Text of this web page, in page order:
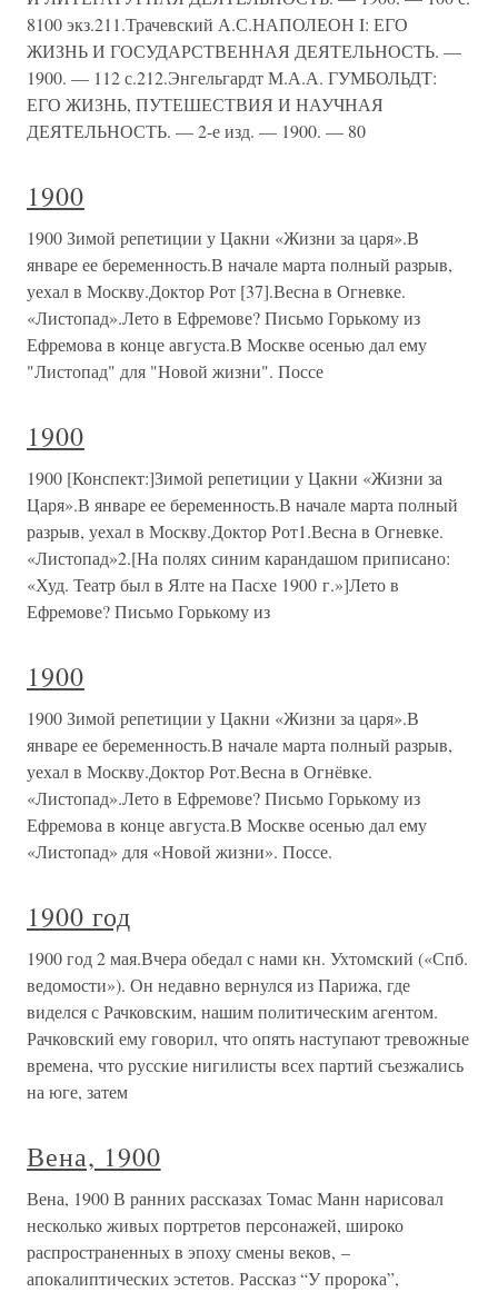
8100 экз.211.Трачевский А.С.НАПОЛЕОН I: ЕГО
ЖИЗНЬ И ГОСУДАРСТВЕННАЯ ДЕЯТЕЛЬНОСТЬ. —
1900. — 112 с.212.Энгельгардт М.А.А. ГУМБОЛЬДТ:
ЕГО ЖИЗНЬ, ПУТЕШЕСТВИЯ И НАУЧНАЯ
ДЕЯТЕЛЬНОСТЬ. — 2-е изд. — 1900. — 80
1900
1900 Зимой репетиции у Цакни «Жизни за царя».В
январе ее беременность.В начале марта полный разрыв,
уехал в Москву.Доктор Рот [37].Весна в Огневке.
«Листопад».Лето в Ефремове? Письмо Горькому из
Ефремова в конце августа.В Москве осенью дал ему
"Листопад" для "Новой жизни". Поссе
1900
1900 [Конспект:]Зимой репетиции у Цакни «Жизни за
Царя».В январе ее беременность.В начале марта полный
разрыв, уехал в Москву.Доктор Рот1.Весна в Огневке.
«Листопад»2.[На полях синим карандашом приписано:
«Худ. Театр был в Ялте на Пасхе 1900 г.»]Лето в
Ефремове? Письмо Горькому из
1900
1900 Зимой репетиции у Цакни «Жизни за царя».В
январе ее беременность.В начале марта полный разрыв,
уехал в Москву.Доктор Рот.Весна в Огнёвке.
«Листопад».Лето в Ефремове? Письмо Горькому из
Ефремова в конце августа.В Москве осенью дал ему
«Листопад» для «Новой жизни». Поссе.
1900 год
1900 год 2 мая.Вчера обедал с нами кн. Ухтомский («Спб.
ведомости»). Он недавно вернулся из Парижа, где
виделся с Рачковским, нашим политическим агентом.
Рачковский ему говорил, что опять наступают тревожные
времена, что русские нигилисты всех партий съезжались
на юге, затем
Вена, 1900
Вена, 1900 В ранних рассказах Томас Манн нарисовал
несколько живых портретов персонажей, широко
распространенных в эпоху смены веков, –
апокалиптических эстетов. Рассказ “У пророка”,